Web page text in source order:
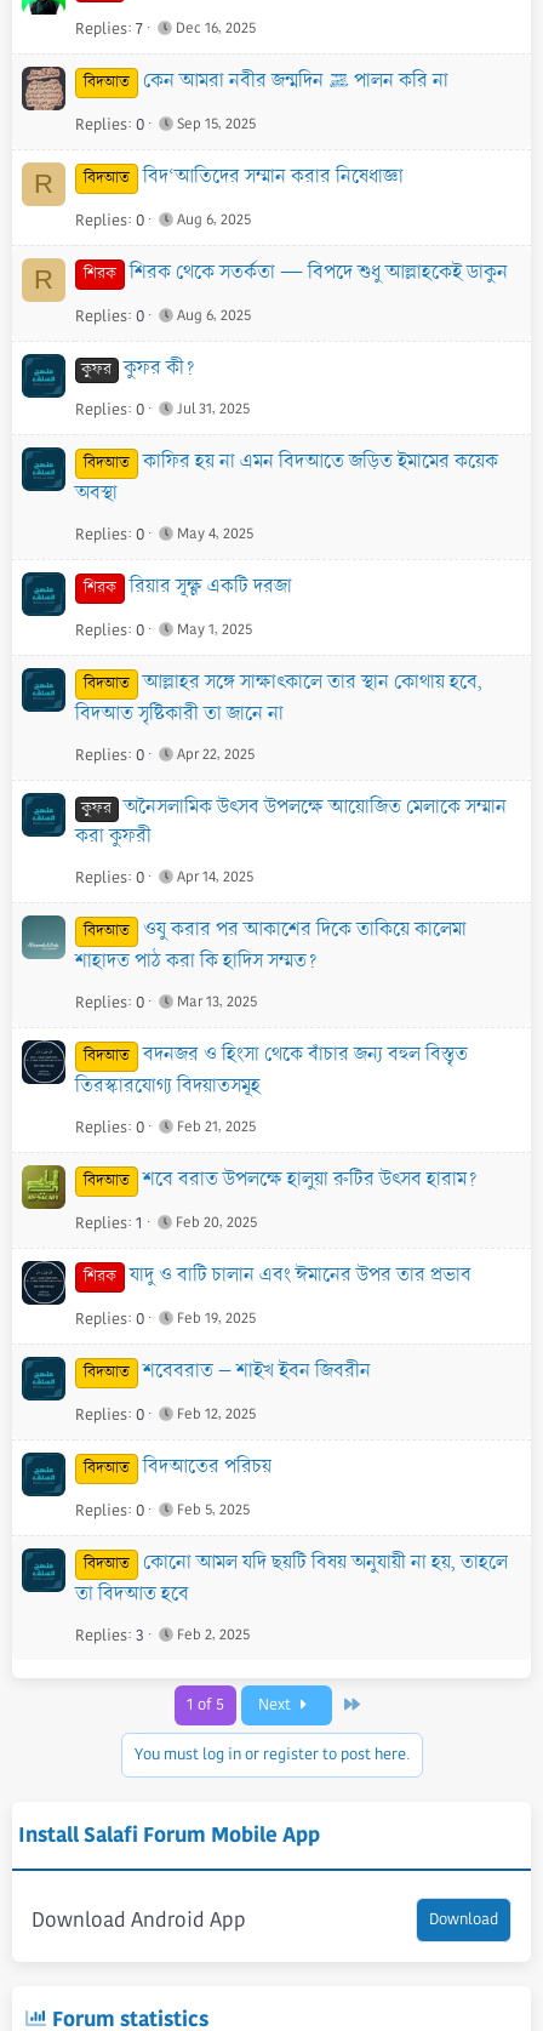
Replies 7 Dec 16, 2025
বিদআত কেন আমরা নবীর জন্মদিন ﷺ পালন করি না
Replies 0 Sep 15, 2025
R বিদআত বিদ‘আতিদের সম্মান করার নিষেধাজ্ঞা
Replies 0 Aug 6, 2025
R শিরক শিরক থেকে সতর্কতা — বিপদে শুধু আল্লাহকেই ডাকুন
Replies 0 Aug 6, 2025
কুফর কুফর কী?
Replies 0 Jul 31, 2025
বিদআত
কাফির হয় না এমন বিদআতে জড়িত ইমামের কয়েক
অবস্থা
Replies 0 May 4, 2025
শিরক রিয়ার সূক্ষ্ণ একটি দরজা
Replies 0 May 1, 2025
বিদআত
আল্লাহর সঙ্গে সাক্ষাৎকালে তার স্থান কোথায় হবে,
বিদআত সৃষ্টিকারী তা জানে না
Replies 0 Apr 22, 2025
কুফর অনৈসলামিক উৎসব উপলক্ষে আয়োজিত মেলাকে সম্মান
করা কুফরী
Replies 0 Apr 14, 2025
বিদআত
ওযু করার পর আকাশের দিকে তাকিয়ে কালেমা
শাহাদত পাঠ করা কি হাদিস সম্মত?
Replies 0 Mar 13, 2025
বিদআত
বদনজর ও হিংসা থেকে বাঁচার জন্য বহুল বিস্তৃত
তিরস্কারযোগ্য বিদয়াতসমূহ
Replies 0 Feb 21, 2025
বিদআত শবে বরাত উপলক্ষে হালুয়া রুটির উৎসব হারাম?
Replies 1 Feb 20, 2025
শিরক যাদু ও বাটি চালান এবং ঈমানের উপর তার প্রভাব
Replies 0 Feb 19, 2025
বিদআত শবেবরাত – শাইখ ইবন জিবরীন
Replies 0 Feb 12, 2025
বিদআত বিদআতের পরিচয়
Replies 0 Feb 5, 2025
বিদআত
কোনো আমল যদি ছয়টি বিষয় অনুযায়ী না হয়, তাহলে
তা বিদআত হবে
Replies 3 Feb 2, 2025
1 of 5 Next
You must log in or register to post here.
Install Salafi Forum Mobile App
Download Android App Download
Forum statistics